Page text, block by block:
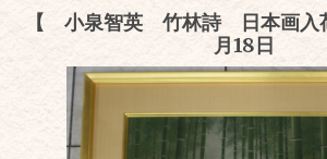
【 小泉智英 竹林詩 日本画入
月18日